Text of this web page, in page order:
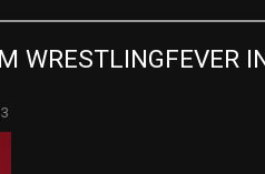
WRESTLINGFEVER